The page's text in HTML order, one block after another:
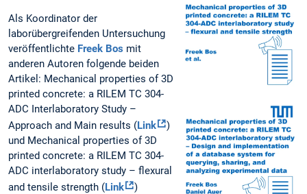
Als Koordinator der
laborübergreifenden Untersuchung
veröffentlichte Freek Bos mit
anderen Autoren folgende beiden
Artikel: Mechanical properties of 3D
printed concrete: a RILEM TC 304-
ADC Interlaboratory Study –
Approach and Main results (Link
)
und Mechanical properties of 3D
printed concrete: a RILEM TC 304-
ADC interlaboratory study – flexural
and tensile strength (Link )